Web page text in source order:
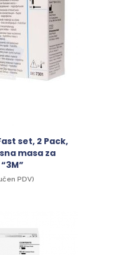
set, 2 Pack,
masa za
PDV)